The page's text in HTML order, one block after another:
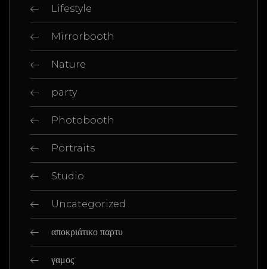
Lifestyle
Mirrorbooth
Nature
party
Photobooth
Portraits
Studio
Uncategorized
αποκριάτικο παρτυ
γαμος